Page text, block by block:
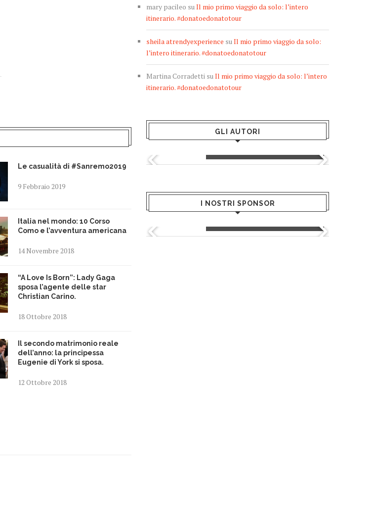
Le casualità di #Sanremo2019
9 Febbraio 2019
Italia nel mondo: 10 Corso
Como e l’avventura americana
14 Novembre 2018
“A Love Is Born”: Lady Gaga
sposa l’agente delle star
Christian Carino.
18 Ottobre 2018
Il secondo matrimonio reale
dell’anno: la principessa
Eugenie di York si sposa.
12 Ottobre 2018
mary pacileo su Il mio primo viaggio da solo: l’intero
itinerario. #donatoedonatotour
sheila atrendyexperience su Il mio primo viaggio da solo:
l’intero itinerario. #donatoedonatotour
Martina Corradetti su Il mio primo viaggio da solo: l’intero
itinerario. #donatoedonatotour
GLI AUTORI
I NOSTRI SPONSOR